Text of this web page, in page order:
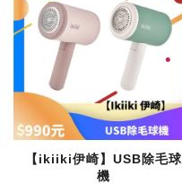
【ikiiki伊崎】USB除毛球
機